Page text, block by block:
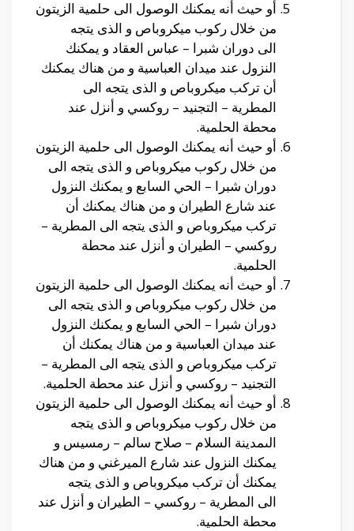
أو حيث أنه يمكنك الوصول الى حلمية الزيتون
من خلال ركوب ميكروباص و الذى يتجه
الى دوران شبرا – عباس العقاد و يمكنك
النزول عند ميدان العباسية و من هناك يمكنك
أن تركب ميكروباص و الذى يتجه الى
المطرية – التجنيد – روكسي و أنزل عند
محطة الحلمية.
أو حيث أنه يمكنك الوصول الى حلمية الزيتون
من خلال ركوب ميكروباص و الذى يتجه الى
دوران شبرا – الحي السابع و يمكنك النزول
عند شارع الطيران و من هناك يمكنك أن
تركب ميكروباص و الذى يتجه الى المطرية –
روكسي – الطيران و أنزل عند محطة
الحلمية.
أو حيث أنه يمكنك الوصول الى حلمية الزيتون
من خلال ركوب ميكروباص و الذى يتجه الى
دوران شبرا – الحي السابع و يمكنك النزول
عند ميدان العباسية و من هناك يمكنك أن
تركب ميكروباص و الذى يتجه الى المطرية –
التجنيد – روكسي و أنزل عند محطة الحلمية.
أو حيث أنه يمكنك الوصول الى حلمية الزيتون
من خلال ركوب ميكروباص و الذى يتجه
الىمدينة السلام – صلاح سالم – رمسيس و
يمكنك النزول عند شارع الميرغني و من هناك
يمكنك أن تركب ميكروباص و الذى يتجه
الى المطرية – روكسي – الطيران و أنزل عند
محطة الحلمية.